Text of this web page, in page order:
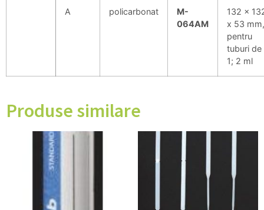
A policarbonat
M-
064AM
132 x
x 53 mm,
pentru
tuburi de
1; 2 ml
Produse similare